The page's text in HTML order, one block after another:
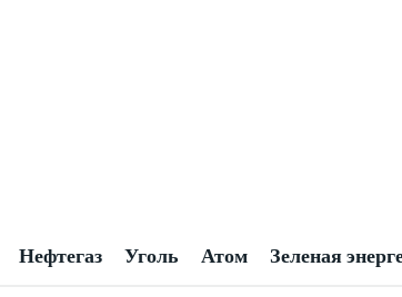
Нефтегаз Уголь Атом Зеленая